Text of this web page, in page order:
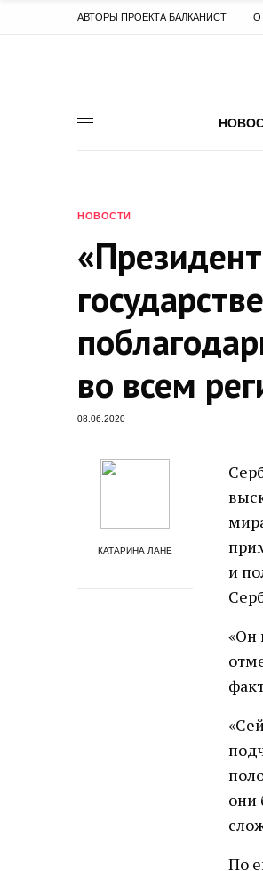
АВТОРЫ ПРОЕКТА БАЛКАНИСТ О
НОВОСТИ
во всем
08.06.2020
КАТАРИНА ЛАНЕ
и
«Он
они
По